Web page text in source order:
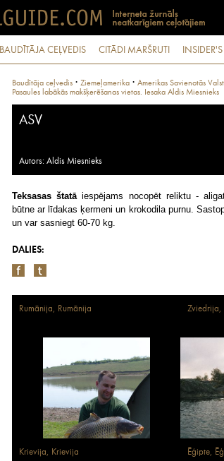
BAUDĪTĀJA CEĻVEDIS CITĀDI MARŠRUTI
Baudītāja ceļvedis · Ziemeļamerika · Amerikas Savienotās
Pasaules labākās makšķerēšanas vietas. Iesaka Aldis Miesnieks
ASV
Autors: Aldis Miesnieks
Teksasas štatāiespējams nocopēt reliktu -
būtne ar līdakas ķermeni un krokodila purnu.
un var sasniegt 60-70 kg.
DALIES:
Rumānija, Rumānija Zviedrija,
Krievija, Krievija Ēģipte,